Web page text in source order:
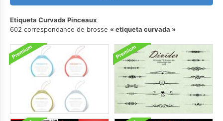
Etiqueta Curvada Pinceaux
602 correspondance de brosse
etiqueta curvada